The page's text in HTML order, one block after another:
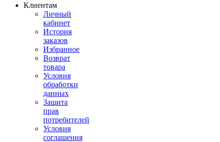
Клиентам
Личный
кабинет
История
заказов
Избранное
Возврат
товара
Условия
обработки
данных
Защита
прав
потребителей
Условия
соглашения